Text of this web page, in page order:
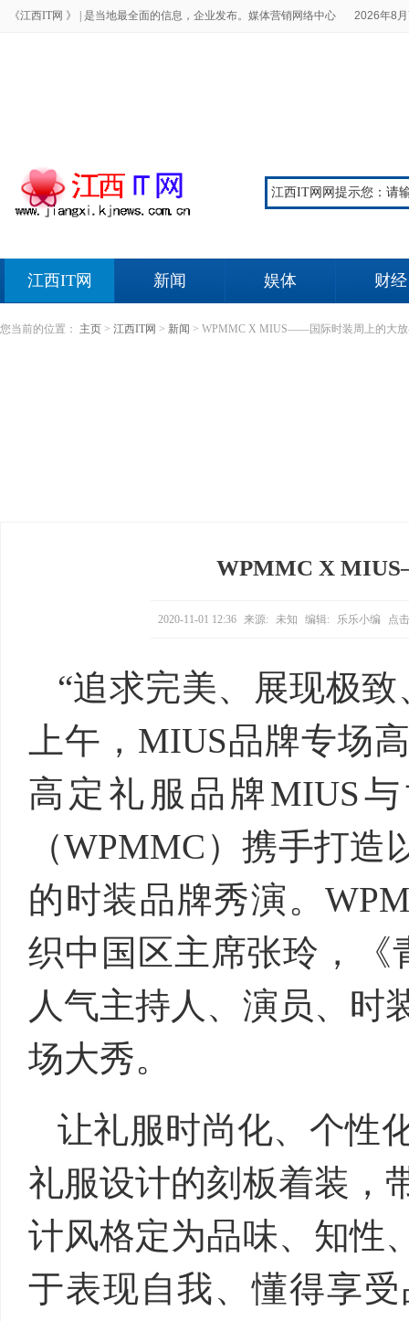
《江西IT网 》 | 是当地最全面的信息，企业发布。媒体营销网络中心 2026年8
江西IT网 新闻 娱体 财经
您当前的位置： 主页 > 江西IT网 > 新闻 > WPMMC X MIUS——国际时装周上的大
WPMMC X
2020-11-01 12:36 来源: 未知 编辑: 乐乐小编 点
“追求完美、展现极
上午，MIUS品牌专场
高定礼服品牌MIUS
（WPMMC）携手打
的时装品牌秀演。
织中国区主席张玲，《
人气主持人、演员、时
场大秀。
让礼服时尚化、个性
礼服设计的刻板着装，
计风格定为品味、知性
于表现自我、懂得享